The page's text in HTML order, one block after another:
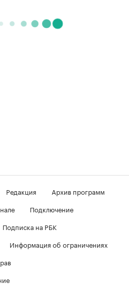
Редакция
Архив программ
Подключение
Подписка на РБК
Информация об ограничениях